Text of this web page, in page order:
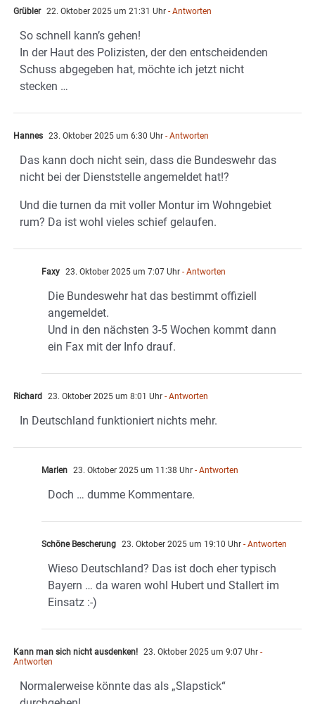
Grübler 22. Oktober 2025 um 21:31 Uhr - Antworten
So schnell kann’s gehen!
In der Haut des Polizisten, der den entscheidenden
Schuss abgegeben hat, möchte ich jetzt nicht
stecken …
Hannes 23. Oktober 2025 um 6:30 Uhr - Antworten
Das kann doch nicht sein, dass die Bundeswehr das
nicht bei der Dienststelle angemeldet hat!?
Und die turnen da mit voller Montur im Wohngebiet
rum? Da ist wohl vieles schief gelaufen.
Faxy 23. Oktober 2025 um 7:07 Uhr - Antworten
Die Bundeswehr hat das bestimmt offiziell
angemeldet.
Und in den nächsten 3-5 Wochen kommt dann
ein Fax mit der Info drauf.
Richard 23. Oktober 2025 um 8:01 Uhr - Antworten
In Deutschland funktioniert nichts mehr.
Marlen 23. Oktober 2025 um 11:38 Uhr - Antworten
Doch … dumme Kommentare.
Schöne Bescherung 23. Oktober 2025 um 19:10 Uhr - Antworten
Wieso Deutschland? Das ist doch eher typisch
Bayern … da waren wohl Hubert und Stallert im
Einsatz :-)
Kann man sich nicht ausdenken! 23. Oktober 2025 um 9:07 Uhr -
Antworten
Normalerweise könnte das als „Slapstick“